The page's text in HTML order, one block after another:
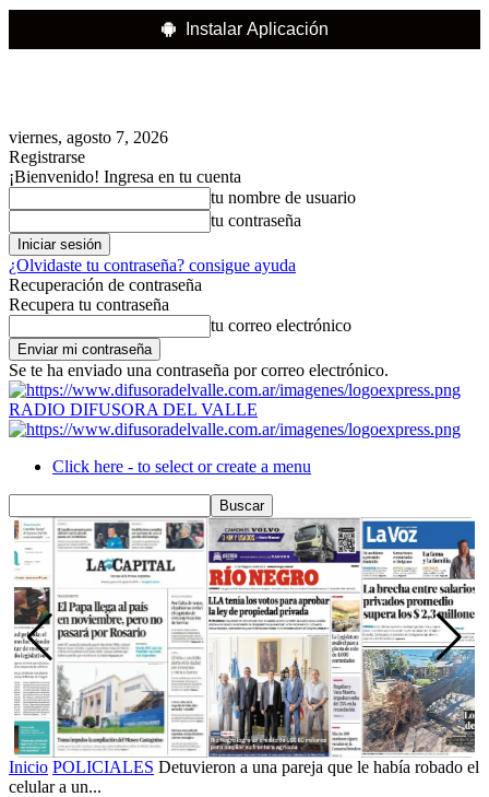
Instalar Aplicación
viernes, agosto 7, 2026
Registrarse
¡Bienvenido! Ingresa en tu cuenta
tu nombre de usuario
tu contraseña
¿Olvidaste tu contraseña? consigue ayuda
Recuperación de contraseña
Recupera tu contraseña
tu correo electrónico
Se te ha enviado una contraseña por correo electrónico.
RADIO DIFUSORA DEL VALLE
Click here - to select or create a menu
Inicio POLICIALES Detuvieron a una pareja que le había robado el
celular a un...